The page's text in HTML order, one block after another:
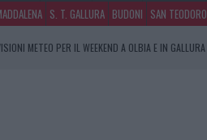
S. T. GALLURA BUDONI SAN TEODORO
METEO PER IL WEEKEND A OLBIA E IN GALLURA